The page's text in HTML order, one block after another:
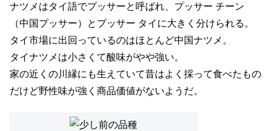
ナツメはタイ語でプッサーと呼ばれ、プッサー チーン
（中国プッサー）とプッサー タイに大きく分けられる。
タイ市場に出回っているのはほとんど中国ナツメ。
タイナツメは小さくて酸味がやや強い。
家の近くの川縁にも生えていて昔はよく採って食べたもの
だけど野性味が強く商品価値がないようだ。